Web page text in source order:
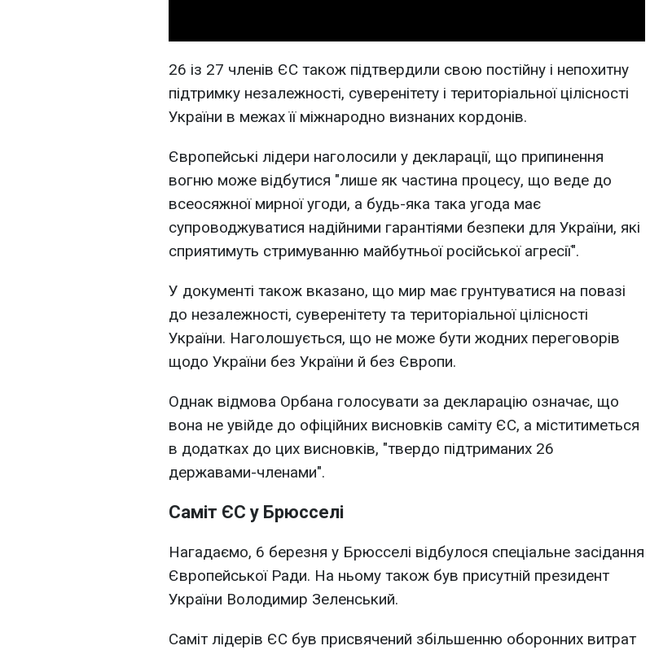
26 із 27 членів ЄС також підтвердили свою постійну і непохитну
підтримку незалежності, суверенітету і територіальної цілісності
України в межах її міжнародно визнаних кордонів.
Європейські лідери наголосили у декларації, що припинення
вогню може відбутися "лише як частина процесу, що веде до
всеосяжної мирної угоди, а будь-яка така угода має
супроводжуватися надійними гарантіями безпеки для України, які
сприятимуть стримуванню майбутньої російської агресії".
У документі також вказано, що мир має грунтуватися на повазі
до незалежності, суверенітету та територіальної цілісності
України. Наголошується, що не може бути жодних переговорів
щодо України без України й без Європи.
Однак відмова Орбана голосувати за декларацію означає, що
вона не увійде до офіційних висновків саміту ЄС, а міститиметься
в додатках до цих висновків, "твердо підтриманих 26
державами-членами".
Саміт ЄС у Брюсселі
Нагадаємо, 6 березня у Брюсселі відбулося спеціальне засідання
Європейської Ради. На ньому також був присутній президент
України Володимир Зеленський.
Саміт лідерів ЄС був присвячений збільшенню оборонних витрат